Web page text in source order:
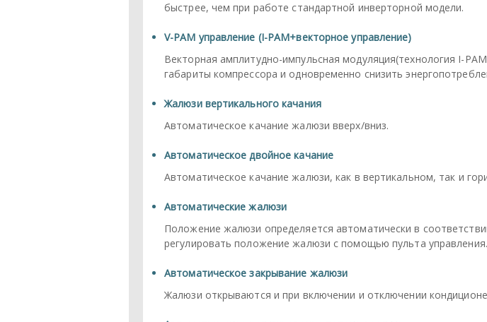
быстрее, чем при работе стандартной инверторной модели.
V-PAM управление (I-PAM+векторное управление)
Векторная амплитудно-импульсная модуляция(технология I-
габариты компрессора и одновременно снизить
Жалюзи вертикального качания
Автоматическое качание жалюзи вверх/вниз.
Автоматическое двойное качание
Автоматическое качание жалюзи, как в вертикальном, так и
Автоматические жалюзи
Положение жалюзи определяется автоматически в
регулировать положение жалюзи с помощью пульта управления.
Автоматическое закрывание жалюзи
Жалюзи открываются и при включении и отключении